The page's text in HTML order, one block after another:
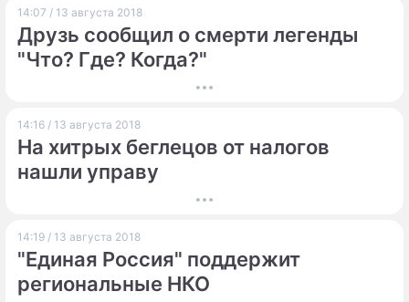
14:07 / 13 августа 2018
Друзь сообщил о смерти легенды
"Что? Где? Когда?"
14:16 / 13 августа 2018
На хитрых беглецов от налогов
нашли управу
14:19 / 13 августа 2018
"Единая Россия" поддержит
региональные НКО